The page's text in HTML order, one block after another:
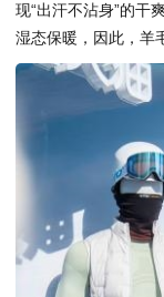
现“出汗不沾身”的干
湿态保暖，因此，羊